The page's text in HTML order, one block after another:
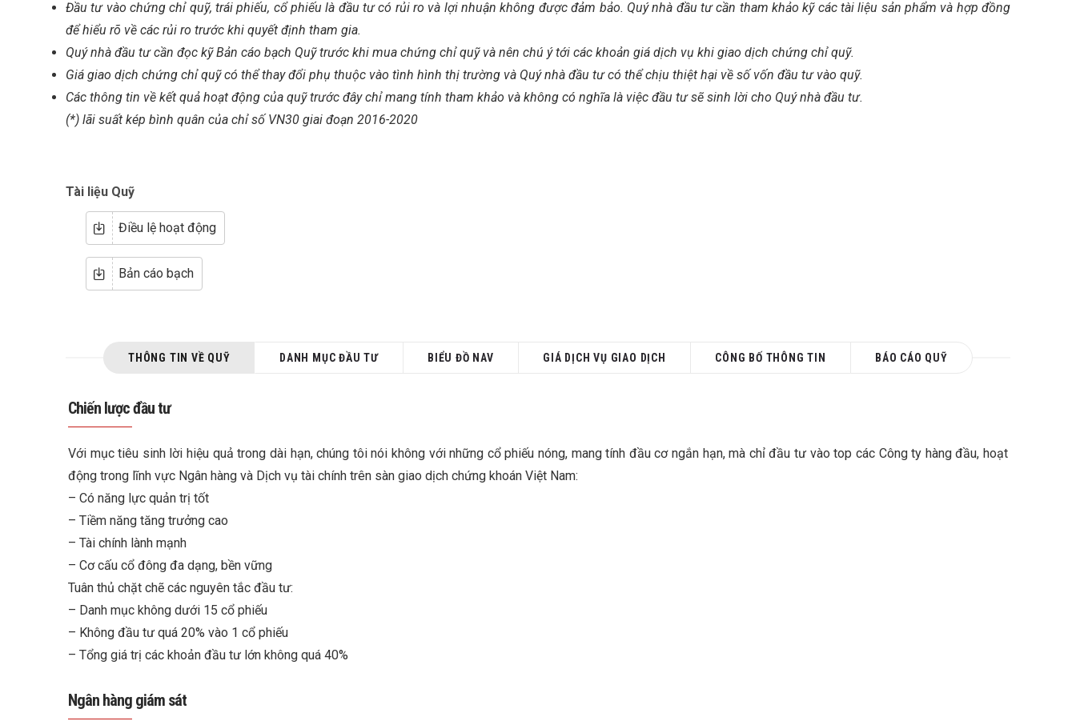
Đầu tư vào chứng chỉ quỹ, trái phiếu, cổ phiếu là đầu tư có rủi ro và lợi nhuận không được đảm bảo. Quý nhà đầu tư cần tham khảo kỹ các tài liệu sản phẩm và hợp đồng
để hiểu rõ về các rủi ro trước khi quyết định tham gia.
Quý nhà đầu tư cần đọc kỹ Bản cáo bạch Quỹ trước khi mua chứng chỉ quỹ và nên chú ý tới các khoản giá dịch vụ khi giao dịch chứng chỉ quỹ.
Giá giao dịch chứng chỉ quỹ có thể thay đổi phụ thuộc vào tình hình thị trường và Quý nhà đầu tư có thể chịu thiệt hại về số vốn đầu tư vào quỹ.
Các thông tin về kết quả hoạt động của quỹ trước đây chỉ mang tính tham khảo và không có nghĩa là việc đầu tư sẽ sinh lời cho Quý nhà đầu tư.
(*) lãi suất kép bình quân của chỉ số VN30 giai đoạn 2016-2020
Tài liệu Quỹ
Điều lệ hoạt động
Bản cáo bạch
THÔNG TIN VỀ QUỸ DANH MỤC ĐẦU TƯ BIỂU ĐỒ NAV GIÁ DỊCH VỤ GIAO DỊCH CÔNG BỐ THÔNG TIN BÁO CÁO QUỸ
Chiến lược đầu tư
Với mục tiêu sinh lời hiệu quả trong dài hạn, chúng tôi nói không với những cổ phiếu nóng, mang tính đầu cơ ngắn hạn, mà chỉ đầu tư vào top các Công ty hàng đầu, hoạt
động trong lĩnh vực Ngân hàng và Dịch vụ tài chính trên sàn giao dịch chứng khoán Việt Nam:
– Có năng lực quản trị tốt
– Tiềm năng tăng trưởng cao
– Tài chính lành mạnh
– Cơ cấu cổ đông đa dạng, bền vững
Tuân thủ chặt chẽ các nguyên tắc đầu tư:
– Danh mục không dưới 15 cổ phiếu
– Không đầu tư quá 20% vào 1 cổ phiếu
– Tổng giá trị các khoản đầu tư lớn không quá 40%
Ngân hàng giám sát